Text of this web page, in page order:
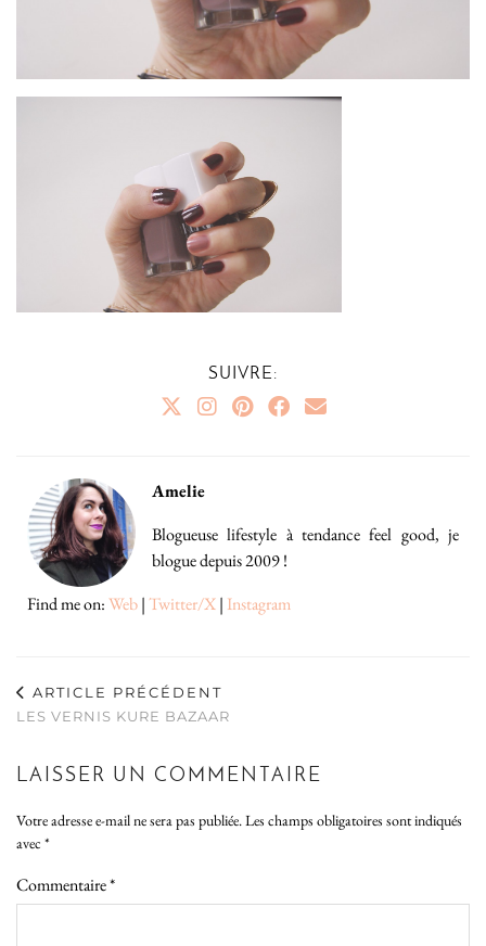
SUIVRE:
Amelie
Blogueuse lifestyle à tendance feel good, je
blogue depuis 2009 !
Find me on:Web|Twitter/X| Instagram
ARTICLE PRÉCÉDENT
LES VERNIS KURE BAZAAR
LAISSER UN COMMENTAIRE
Votre adresse e-mail ne sera pas publiée.Les champs obligatoires sont indiqués
avec *
Commentaire*